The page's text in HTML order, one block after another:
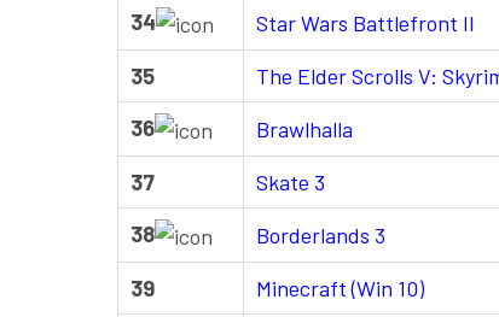
34
Star Wars Battlefront II
35
The Elder Scrolls V:
36
Brawlhalla
37
Skate 3
38
Borderlands 3
39
Minecraft (Win 10)